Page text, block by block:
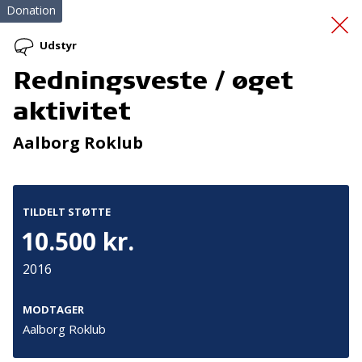
Bustur med kol-
patienter 2025
Donation
Udstyr
Redningsveste / øget
aktivitet
Aalborg Roklub
TILDELT STØTTE
10.500 kr.
2016
MODTAGER
Aalborg Roklub
Tilmeld nyhedsbrev
De seneste nyheder om TrygFondens og TryghedsGruppens
aktiviteter direkte i din indbakke.